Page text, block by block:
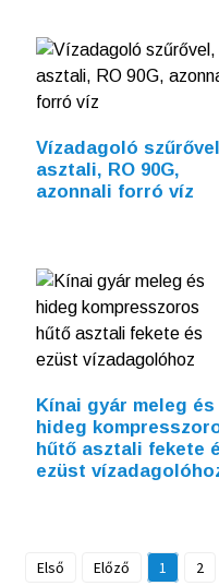
Vízadagoló
asztali, RO 90G,
azonnali forró víz
Kínai gyár meleg és
hideg
hűtő asztali fekete
ezüst
Első Előző 1 2